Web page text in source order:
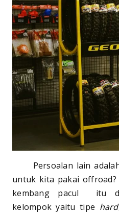
Persoalan lain adalah
untuk kita pakai offroad?
kembang pacul itu
kelompok yaitu tipe hard